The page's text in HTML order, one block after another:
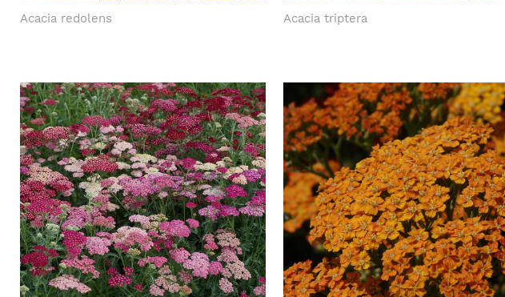
Acacia redolens Acacia triptera